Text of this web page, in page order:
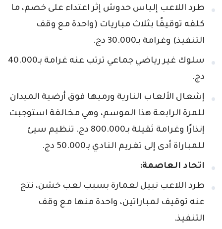
طرد اللاعب إلياس حدوش إثر اعتداء على خصم، ما
كلفه توقيفًا بثلاث مباريات (واحدة مع وقف
التنفيذ) وغرامة بـ30.000 دج.
سلوك غير رياضي جماعي ترتب عنه غرامة بـ40.000
دج.
إشعال الألعاب النارية ورميها فوق أرضية الميدان
للمرة الرابعة هذا الموسم، وهي مخالفة استوجبت
إنذارًا وغرامة ثقيلة بـ800.000 دج. تنظيم سيئ
للمباراة أدى إلى تغريم النادي بـ50.000 دج.
اتحاد العاصمة:
طرد اللاعب نبيل لعمارة بسبب لعب خشن، نتج
عنه توقيف لمباراتين، واحدة منها مع وقف
التنفيذ.